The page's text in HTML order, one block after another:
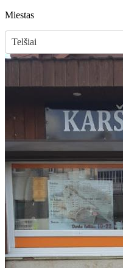
Miestas
Telšiai